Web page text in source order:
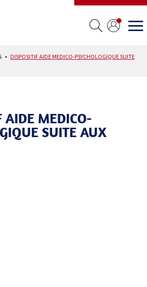
DISPOSITIF AIDE MEDICO-PSYCHOLOGIQUE SUITE
AIDE MEDICO-
SUITE AUX